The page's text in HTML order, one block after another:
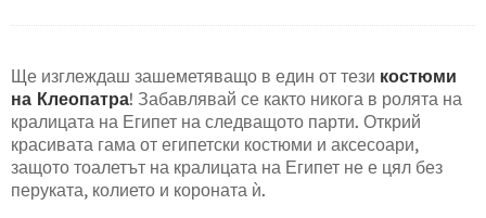
Ще изглеждаш зашеметяващо в един от тези костюми
на Клеопатра! Забавлявай се както никога в ролята на
кралицата на Египет на следващото парти. Открий
красивата гама от египетски костюми и аксесоари,
защото тоалетът на кралицата на Египет не е цял без
перуката, колието и короната ѝ.